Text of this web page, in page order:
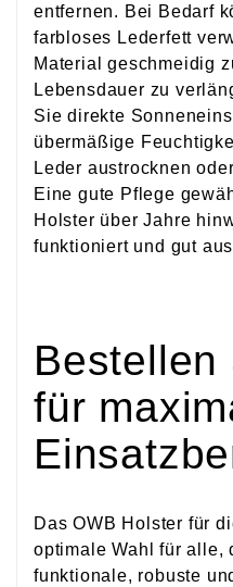
entfernen. Bei Bedarf
farbloses Lederfett
Material geschmeidig
Lebensdauer zu
Sie direkte
übermäßige
Leder austrocknen
Eine gute Pflege
Holster über Jahre
funktioniert und gut
Bestellen
für
Das OWB Holster für
optimale Wahl für alle,
funktionale, robuste